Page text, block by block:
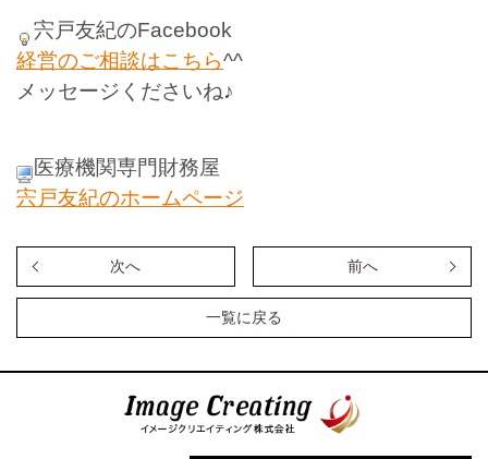
宍戸友紀のFacebook
経営のご相談はこちら^^
メッセージくださいね♪
医療機関専門財務屋
宍戸友紀のホームページ
次へ 前へ
一覧に戻る